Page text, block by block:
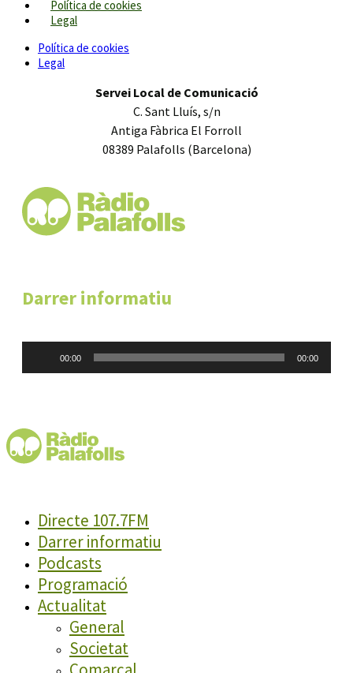
Política de cookies
Legal
Política de cookies
Legal
Servei Local de Comunicació
C. Sant Lluís, s/n
Antiga Fàbrica El Forroll
08389 Palafolls (Barcelona)
Darrer informatiu
00:00 00:00
Directe 107.7FM
Darrer informatiu
Podcasts
Programació
Actualitat
General
Societat